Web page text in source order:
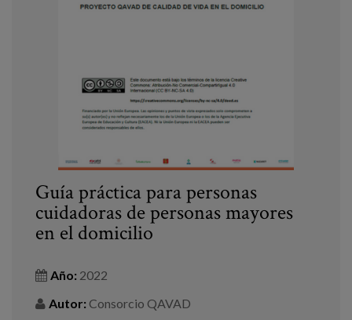
Guía práctica para personas
cuidadoras de personas mayores
en el domicilio
Año: 2022
Autor: Consorcio QAVAD